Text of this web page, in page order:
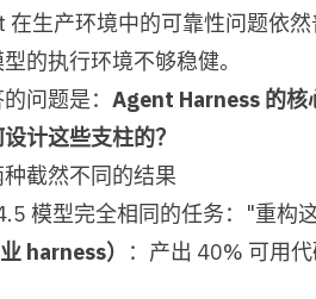
生产环境中的可靠性问题依
的执行环境不够稳健。
问题是： Agent Harness 的核
计这些支柱的？
截然不同的结果
模型完全相同的任务："重构
harness）
：产出 40% 可用